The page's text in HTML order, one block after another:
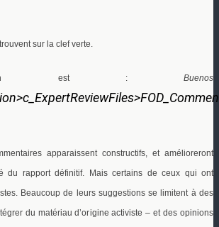
sur la clef verte.
est : Buenos
apparaissent constructifs, et amélioreront
du rapport définitif. Mais certains de ceux qui ont
Beaucoup de leurs suggestions se limitent à des
du matériau d’origine activiste – et des opinions